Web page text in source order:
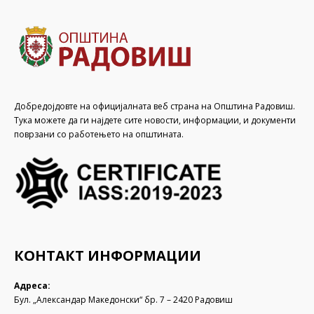
Добредојдовте на официјалната веб страна на Општина Радовиш.
Тука можете да ги најдете сите новости, информации, и документи
поврзани со работењето на општината.
КОНТАКТ ИНФОРМАЦИИ
Адреса:
Бул. „Александар Македонски“ бр. 7 – 2420 Радовиш